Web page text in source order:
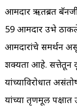
आमदार ऋतब्रत
59 आमदार उभे
आमदारांचे समर्थन
शक्यता आहे. सत्तेतून
यांच्याविरोधात
यांच्या तृणमूल